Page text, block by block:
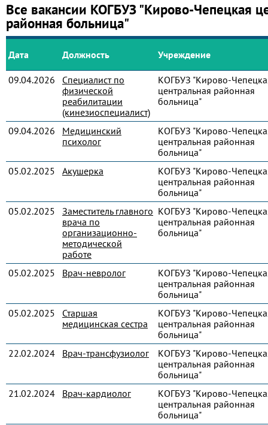
Все вакансии КОГБУЗ "Кирово-Чепецкая
районная больница"
Дата Должность Учреждение
09.04.2026
Специалист по
физической
реабилитации
(кинезиоспециалист)
КОГБУЗ "Кирово-
центральная районная
больница"
09.04.2026
Медицинский
психолог
КОГБУЗ "Кирово-
центральная районная
больница"
05.02.2025
Акушерка
КОГБУЗ "Кирово-
центральная районная
больница"
05.02.2025
Заместитель главного
врача по
организационно-
методической
работе
КОГБУЗ "Кирово-
центральная районная
больница"
05.02.2025 Врач-невролог
КОГБУЗ "Кирово-
центральная районная
больница"
05.02.2025
Старшая
медицинская сестра
КОГБУЗ "Кирово-
центральная районная
больница"
22.02.2024
Врач-трансфузиолог
КОГБУЗ "Кирово-
центральная районная
больница"
21.02.2024
Врач-кардиолог
КОГБУЗ "Кирово-
центральная районная
больница"